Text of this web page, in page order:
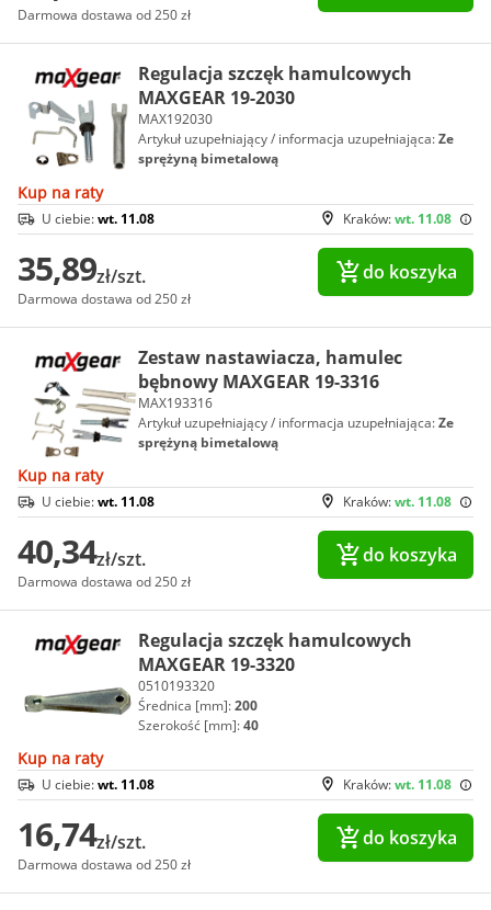
Darmowa dostawa od 250 zł
Regulacja szczęk hamulcowych
MAXGEAR 19-2030
MAX192030
Artykuł uzupełniający / informacja uzupełniająca:Ze
sprężyną bimetalową
Kup na raty
Kraków:wt. 11.08
U ciebie:wt. 11.08
35,89zł/szt.
Darmowa dostawa od 250 zł
do koszyka
Zestaw nastawiacza, hamulec
bębnowy MAXGEAR 19-3316
MAX193316
Artykuł uzupełniający / informacja uzupełniająca:Ze
sprężyną bimetalową
Kup na raty
Kraków:wt. 11.08
U ciebie:wt. 11.08
40,34zł/szt.
Darmowa dostawa od 250 zł
do koszyka
Regulacja szczęk hamulcowych
MAXGEAR 19-3320
0510193320
Średnica [mm]:200
Szerokość [mm]:40
Kup na raty
Kraków:wt. 11.08
U ciebie:wt. 11.08
16,74zł/szt.
Darmowa dostawa od 250 zł
do koszyka